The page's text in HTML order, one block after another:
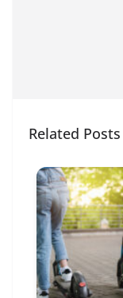
Related Posts